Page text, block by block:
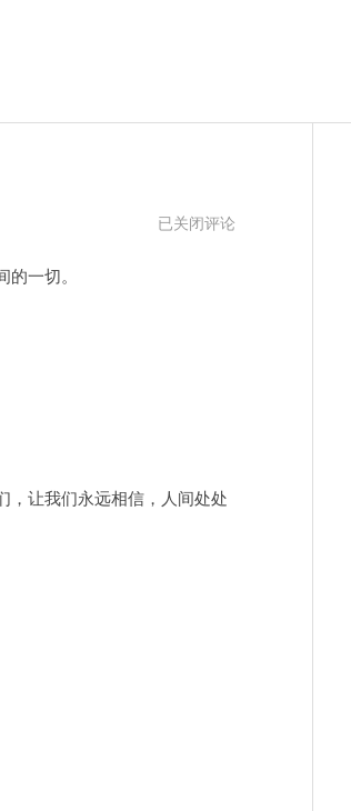
星
已关闭评论
一切。
让我们永远相信，人间处处